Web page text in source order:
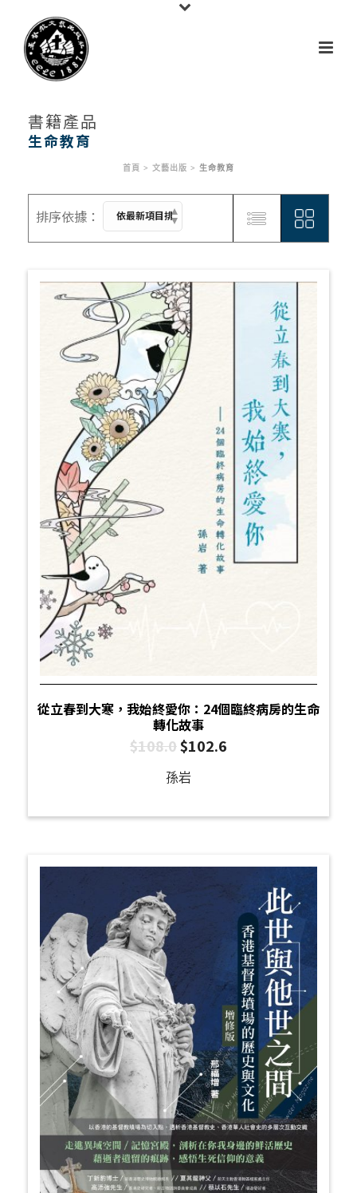
書籍產品
首頁 > 文藝出版 > 生命教育
生命教育
從立春到大寒，我始終愛你：24個臨終病房的生命
轉化故事
$108.0$102.6
孫岩